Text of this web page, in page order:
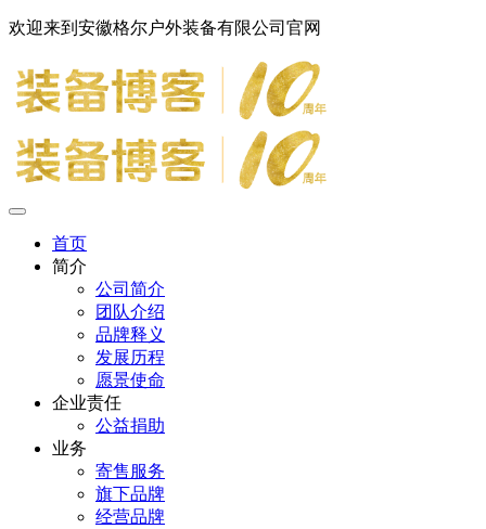
欢迎来到安徽格尔户外装备有限公司官网
首页
简介
公司简介
团队介绍
品牌释义
发展历程
愿景使命
企业责任
公益捐助
业务
寄售服务
旗下品牌
经营品牌